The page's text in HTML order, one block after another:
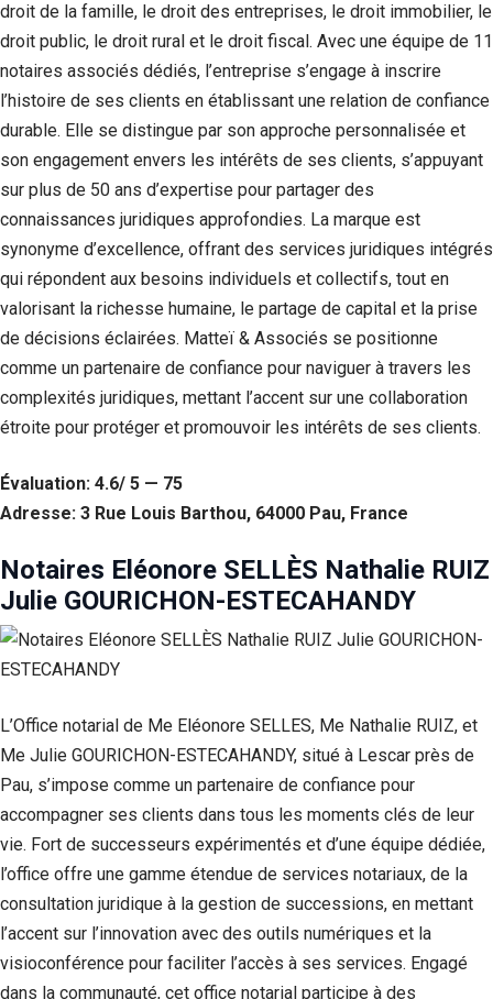
droit de la famille, le droit des entreprises, le droit immobilier, le
droit public, le droit rural et le droit fiscal. Avec une équipe de 11
notaires associés dédiés, l’entreprise s’engage à inscrire
l’histoire de ses clients en établissant une relation de confiance
durable. Elle se distingue par son approche personnalisée et
son engagement envers les intérêts de ses clients, s’appuyant
sur plus de 50 ans d’expertise pour partager des
connaissances juridiques approfondies. La marque est
synonyme d’excellence, offrant des services juridiques intégrés
qui répondent aux besoins individuels et collectifs, tout en
valorisant la richesse humaine, le partage de capital et la prise
de décisions éclairées. Matteï & Associés se positionne
comme un partenaire de confiance pour naviguer à travers les
complexités juridiques, mettant l’accent sur une collaboration
étroite pour protéger et promouvoir les intérêts de ses clients.
Évaluation: 4.6/ 5 — 75
Adresse: 3 Rue Louis Barthou, 64000 Pau, France
Notaires Eléonore SELLÈS Nathalie RUIZ
Julie GOURICHON-ESTECAHANDY
L’Office notarial de Me Eléonore SELLES, Me Nathalie RUIZ, et
Me Julie GOURICHON-ESTECAHANDY, situé à Lescar près de
Pau, s’impose comme un partenaire de confiance pour
accompagner ses clients dans tous les moments clés de leur
vie. Fort de successeurs expérimentés et d’une équipe dédiée,
l’office offre une gamme étendue de services notariaux, de la
consultation juridique à la gestion de successions, en mettant
l’accent sur l’innovation avec des outils numériques et la
visioconférence pour faciliter l’accès à ses services. Engagé
dans la communauté, cet office notarial participe à des